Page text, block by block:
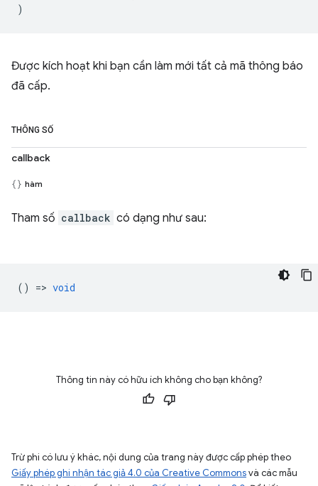
)
Được kích hoạt khi bạn cần làm mới tất cả mã thông báo
đã cấp.
THÔNG SỐ
callback
hàm
Tham số callback có dạng như sau:
() => void
Thông tin này có hữu ích không cho bạn không?
Trừ phi có lưu ý khác, nội dung của trang này được cấp phép theo
Giấy phép ghi nhận tác giả 4.0 của Creative Commonsvà các mẫu